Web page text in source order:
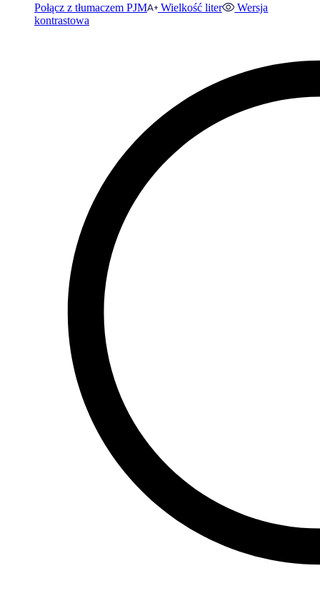
Połącz z tłumaczem PJM Wielkość liter
Wersja
kontrastowa